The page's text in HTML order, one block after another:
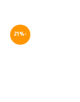
-21%